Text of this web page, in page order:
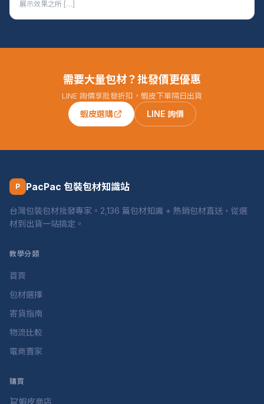
展示效果之所 […]
需要大量包材？批發價更優惠
LINE 詢價享批發折扣，蝦皮下單隔日出貨
蝦皮選購 LINE 詢價
P PacPac 包裝包材知識站
台灣包裝包材批發專家。2,136 篇包材知識 + 熱銷包材直送，從選
材到出貨一站搞定。
教學分類
首頁
包材選擇
寄貨指南
物流比較
電商賣家
購買
蝦皮商店